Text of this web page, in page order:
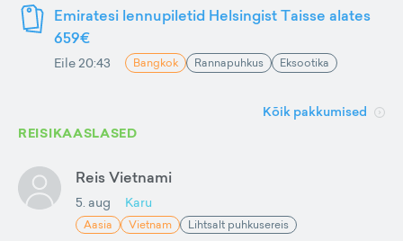
Emiratesi lennupiletid Helsingist Taisse alates
659€
Eile 20:43 Bangkok Rannapuhkus Eksootika
Kõik pakkumised
REISIKAASLASED
Reis Vietnami
5. aug Karu
Aasia Vietnam Lihtsalt puhkusereis